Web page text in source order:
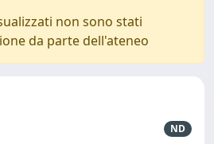
non sono stati
da parte dell'ateneo
ND